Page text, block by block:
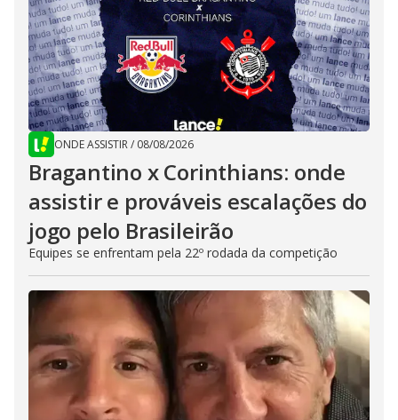
ONDE ASSISTIR/ 08/08/2026
Bragantino x Corinthians: onde
assistir e prováveis escalações do
jogo pelo Brasileirão
Equipes se enfrentam pela 22º rodada da competição